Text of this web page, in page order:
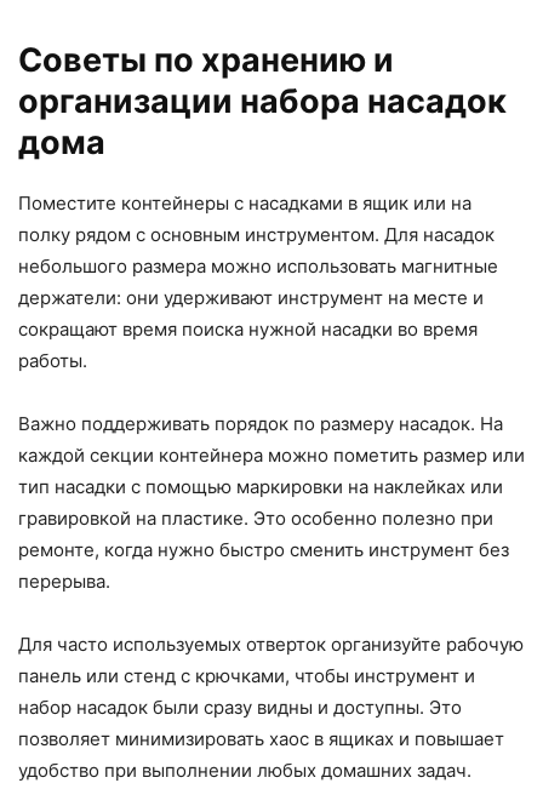
Советы по хранению и
организации набора насадок
дома
Поместите контейнеры с насадками в ящик или на
полку рядом с основным инструментом. Для насадок
небольшого размера можно использовать магнитные
держатели: они удерживают инструмент на месте и
сокращают время поиска нужной насадки во время
работы.
Важно поддерживать порядок по размеру насадок. На
каждой секции контейнера можно пометить размер или
тип насадки с помощью маркировки на наклейках или
гравировкой на пластике. Это особенно полезно при
ремонте, когда нужно быстро сменить инструмент без
перерыва.
Для часто используемых отверток организуйте рабочую
панель или стенд с крючками, чтобы инструмент и
набор насадок были сразу видны и доступны. Это
позволяет минимизировать хаос в ящиках и повышает
удобство при выполнении любых домашних задач.